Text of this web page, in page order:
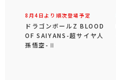
8月4日より順次登場予定
ドラゴンボールZ BLOOD
OF SAIYANS-超サイヤ人
孫悟空-Ⅱ